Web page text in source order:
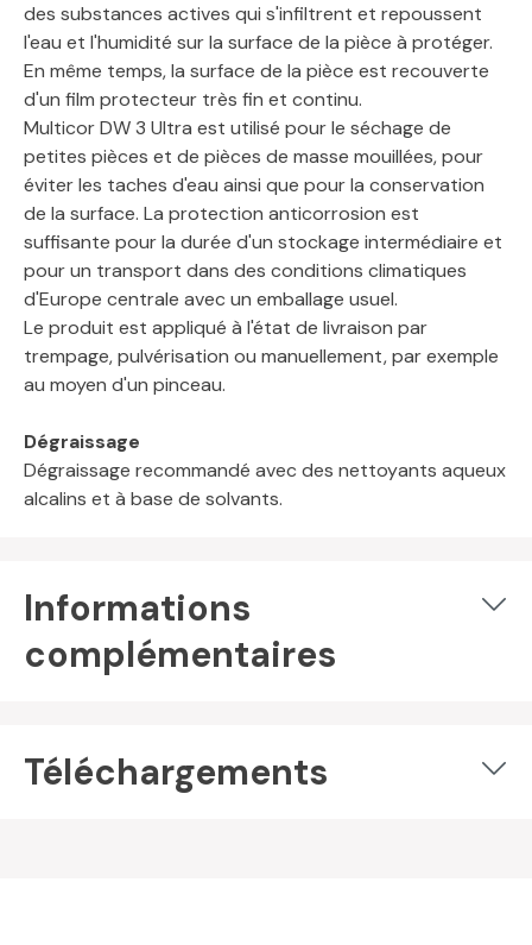
des substances actives qui s'infiltrent et repoussent
l'eau et l'humidité sur la surface de la pièce à protéger.
En même temps, la surface de la pièce est recouverte
d'un film protecteur très fin et continu.
Multicor DW 3 Ultra est utilisé pour le séchage de
petites pièces et de pièces de masse mouillées, pour
éviter les taches d'eau ainsi que pour la conservation
de la surface. La protection anticorrosion est
suffisante pour la durée d'un stockage intermédiaire et
pour un transport dans des conditions climatiques
d'Europe centrale avec un emballage usuel.
Le produit est appliqué à l'état de livraison par
trempage, pulvérisation ou manuellement, par exemple
au moyen d'un pinceau.
Dégraissage
Dégraissage recommandé avec des nettoyants aqueux
alcalins et à base de solvants.
Informations
complémentaires
Téléchargements